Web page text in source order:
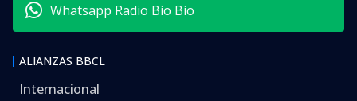
Whatsapp Radio Bío Bío
ALIANZAS BBCL
Internacional